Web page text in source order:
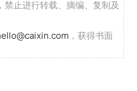
止进行转载、摘编、复制及
，获得书面